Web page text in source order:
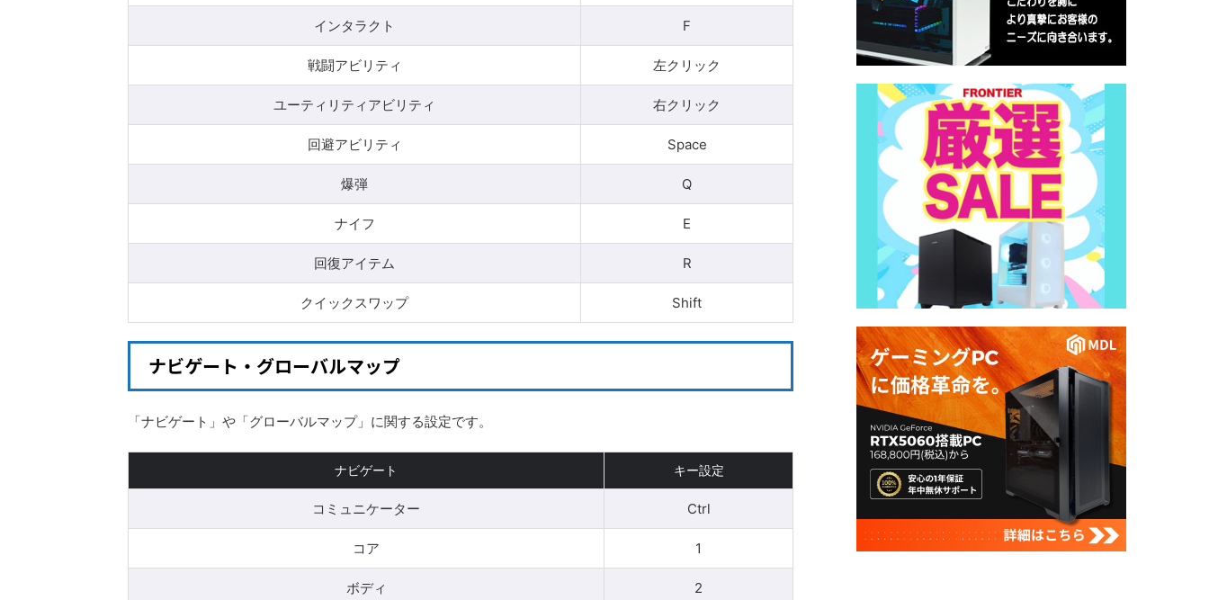
インタラクト F
戦闘アビリティ 左クリック
ユーティリティアビリティ 右クリック
回避アビリティ Space
爆弾 Q
ナイフ E
回復アイテム R
クイックスワップ Shift
ナビゲート・グローバルマップ
「ナビゲート」や「グローバルマップ」に関する設定です。
ナビゲート キー設定
コミュニケーター Ctrl
コア 1
ボディ 2